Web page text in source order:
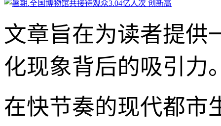
文章旨在为读者提供
化现象背后的吸引力
在快节奏的现代都市